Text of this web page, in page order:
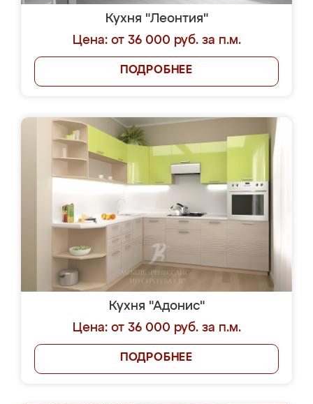
Кухня "Леонтия"
Цена: от 36 000 руб. за п.м.
ПОДРОБНЕЕ
Кухня "Адонис"
Цена: от 36 000 руб. за п.м.
ПОДРОБНЕЕ